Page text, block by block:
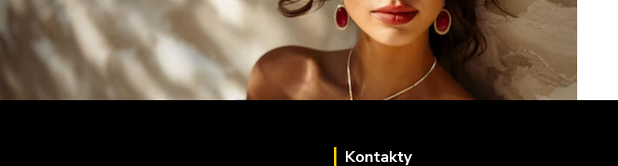
Kontakty